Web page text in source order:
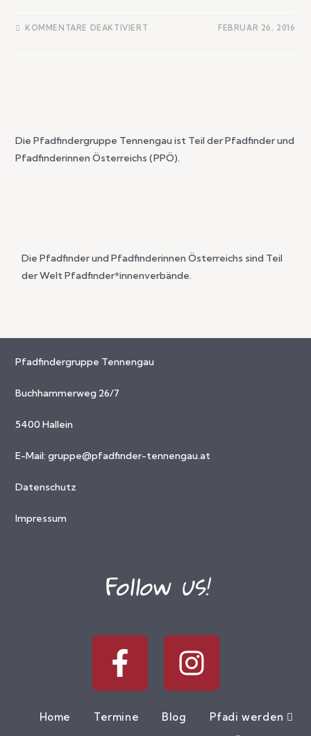
KOMMENTARE DEAKTIVIERT FEBRUAR 26, 2016
Die Pfadfindergruppe Tennengau ist Teil der Pfadfinder und
Pfadfinderinnen Österreichs (PPÖ).
Die Pfadfinder und Pfadfinderinnen Österreichs sind Teil
der Welt Pfadfinder*innenverbände.
Pfadfindergruppe Tennengau
Buchhammerweg 26/7
5400 Hallein
E-Mail:gruppe@pfadfinder-tennengau.at
Datenschutz
Impressum
Follow us!
Home Termine Blog
Pfadi werden